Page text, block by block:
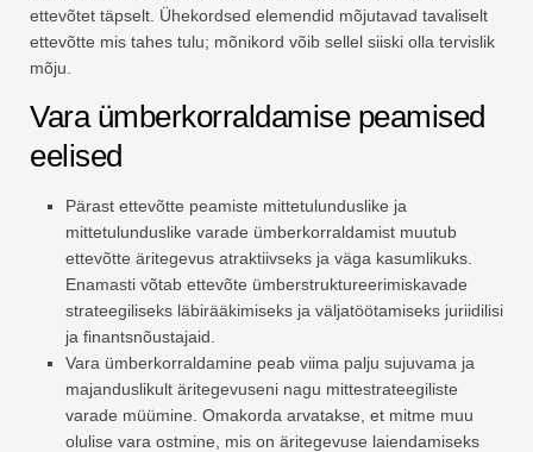
ettevõtet täpselt. Ühekordsed elemendid mõjutavad tavaliselt
ettevõtte mis tahes tulu; mõnikord võib sellel siiski olla tervislik
mõju.
Vara ümberkorraldamise peamised
eelised
Pärast ettevõtte peamiste mittetulunduslike ja
mittetulunduslike varade ümberkorraldamist muutub
ettevõtte äritegevus atraktiivseks ja väga kasumlikuks.
Enamasti võtab ettevõte ümberstruktureerimiskavade
strateegiliseks läbirääkimiseks ja väljatöötamiseks juriidilisi
ja finantsnõustajaid.
Vara ümberkorraldamine peab viima palju sujuvama ja
majanduslikult äritegevuseni nagu mittestrateegiliste
varade müümine. Omakorda arvatakse, et mitme muu
olulise vara ostmine, mis on äritegevuse laiendamiseks